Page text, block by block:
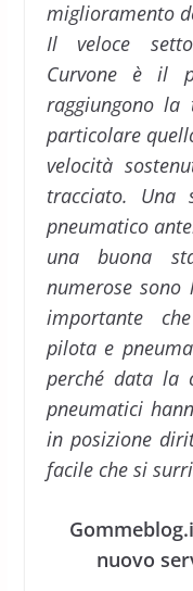
miglioramento
Il veloce
Curvone è il
raggiungono la
particolare
velocità
tracciato. Una
pneumatico
una buona
numerose
importante
pilota e
perché data la
pneumatici
in posizione
facile che si
nuovo